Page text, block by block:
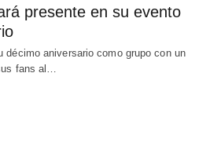
presente en su evento
décimo aniversario como grupo con un
fans al…